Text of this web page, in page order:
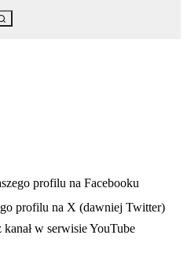
nowej karcieprofilu na Facebooku
profilu na X (dawniej Twitter)
nowej karciew serwisie YouTube